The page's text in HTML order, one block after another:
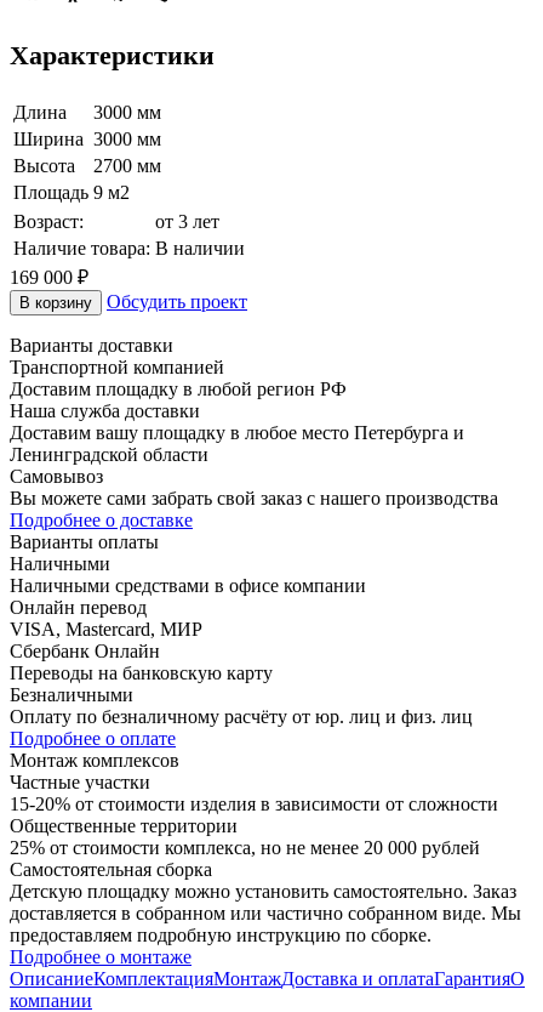
Характеристики
Длина
3000 мм
Ширина 3000 мм
Высота
2700 мм
Площадь 9 м2
Возраст:
от 3 лет
Наличие товара: В наличии
169 000 ₽
В корзину Обсудить проект
Варианты доставки
Транспортной компанией
Доставим площадку в любой регион РФ
Наша служба доставки
Доставим вашу площадку в любое место Петербурга и
Ленинградской области
Самовывоз
Вы можете сами забрать свой заказ с нашего производства
Подробнее о доставке
Варианты оплаты
Наличными
Наличными средствами в офисе компании
Онлайн перевод
VISA, Mastercard, МИР
Сбербанк Онлайн
Переводы на банковскую карту
Безналичными
Оплату по безналичному расчёту от юр. лиц и физ. лиц
Подробнее о оплате
Монтаж комплексов
Частные участки
15-20% от стоимости изделия в зависимости от сложности
Общественные территории
25% от стоимости комплекса, но не менее 20 000 рублей
Самостоятельная сборка
Детскую площадку можно установить самостоятельно. Заказ
доставляется в собранном или частично собранном виде. Мы
предоставляем подробную инструкцию по сборке.
Подробнее о монтаже
ОписаниеКомплектацияМонтажДоставка и оплатаГарантияО
компании